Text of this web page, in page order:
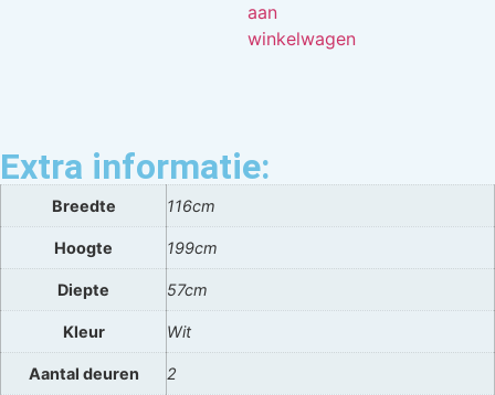
aan
winkelwagen
Extra informatie:
Breedte 116cm
Hoogte 199cm
Diepte 57cm
Kleur Wit
Aantal deuren 2